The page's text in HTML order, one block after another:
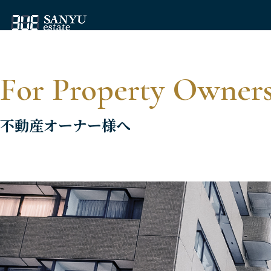
For Property
不動産オーナー様へ